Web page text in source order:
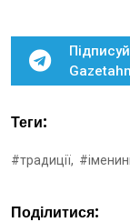
Теги:
#традиції,
Поділитися: